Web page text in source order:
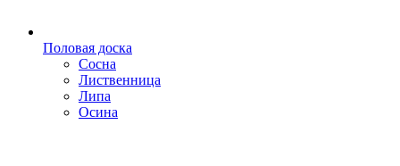
Половая доска
Сосна
Лиственница
Липа
Осина